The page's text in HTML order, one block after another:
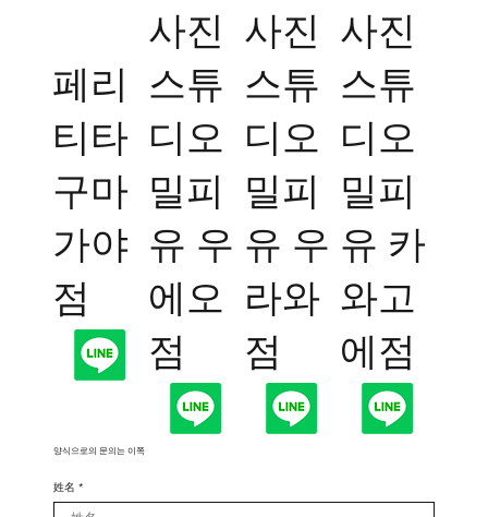
페리
티타
구마
가야
점
사진
스튜
디오
​밀피
유 우
에오
점
사진
스튜
디오
​밀피
유 우
라와
점
사진
스튜
디오
​밀피
유 카
와고
에점
양식으로의 문의는 이쪽
姓名